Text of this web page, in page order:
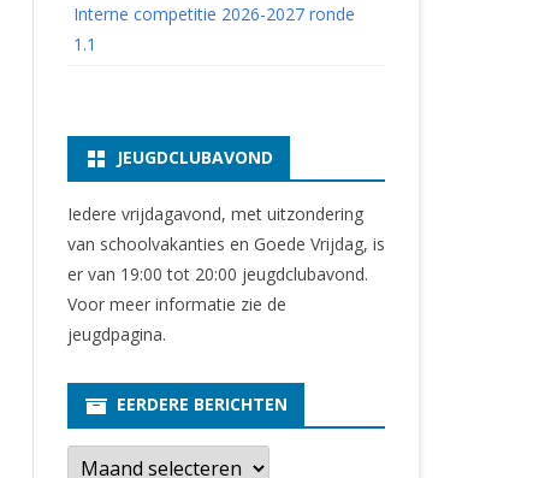
Interne competitie 2026-2027 ronde
1.1
JEUGDCLUBAVOND
Iedere vrijdagavond, met uitzondering
van schoolvakanties en Goede Vrijdag, is
er van 19:00 tot 20:00 jeugdclubavond.
Voor meer informatie zie de
jeugdpagina.
EERDERE BERICHTEN
E